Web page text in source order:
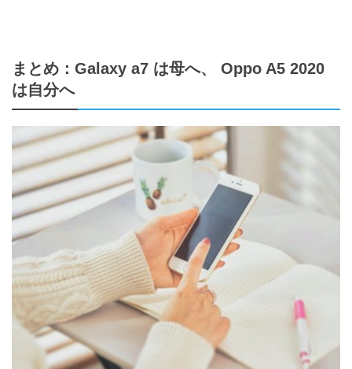
まとめ：Galaxy a7 は母へ、 Oppo A5 2020
は自分へ